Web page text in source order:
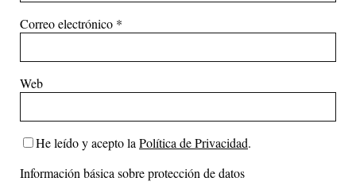
Correo electrónico *
Web
He leído y acepto la Política de Privacidad.
Información básica sobre protección de datos